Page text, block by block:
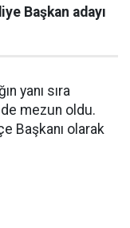
Başkan adayı
yanı sıra
mezun oldu.
Başkanı olarak